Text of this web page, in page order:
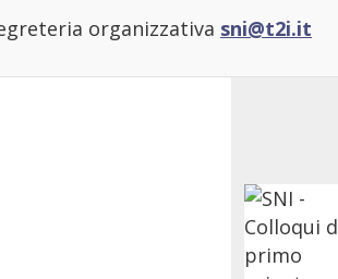
organizzativa sni@t2i.it